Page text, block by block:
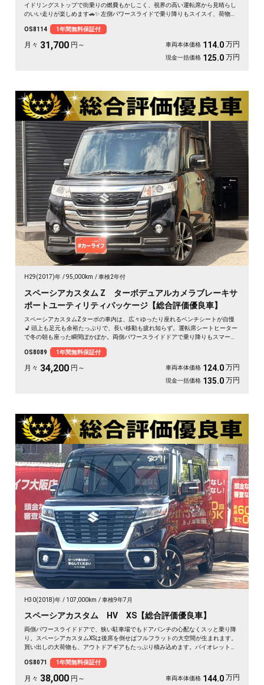
イドリングストップで街乗りの燃費もかしこく、視界の高い運転席から見晴らし
のいい走りが楽しめます🚗✨ 左側パワースライドで乗り降りもスイスイ、荷物の
にも通勤の足にもぴったりの一台です。天井の高い車内で、休日のギア積みも余
裕ですよ💫👍《1年保証付》
OS8114 1年間無料保証付
月々 31,700 円～ 車両本体価格 114.0 万円
現金一括価格 125.0 万円
H29(2017)年 95,000km 車検2年付
スペーシアカスタム Z ターボデュアルカメラブレーキサ
ポートユーティリティパッケージ【総合評価優良車】
スペーシアカスタムZターボの車内は、広々ゆったり座れるベンチシートが自慢
💺 頭上も足元も余裕たっぷりで、長い移動も疲れ知らず。運転席シートヒーター
で冬の朝も座った瞬間ぽかぽか。両側パワースライドドアで乗り降りもスマー
の遠出に、心地よい空間が待っています🎵 快適な毎日をこの一台から。《1年保
証付》で安心のカーライフを👍✨
OS8089 1年間無料保証付
月々 34,200 円～ 車両本体価格 124.0 万円
現金一括価格 135.0 万円
H30(2018)年 107,000km 車検9年7月
スペーシアカスタム HV XS【総合評価優良車】
両側パワースライドドアで、狭い駐車場でもドアパンチの心配なくスッと乗り降
り。スペーシアカスタムXSは後席を倒せばフルフラットの大空間が生まれます。
買い出しの大荷物も、アウトドアギアもたっぷり積み込めます。バイオレットの
クテーブルで、長距離移動も快適に過ごせます。休日の遠出が待ち遠しくなりま
すよ。安心してお乗りいただける《1年保証付》です🚗✨💺🙌😊
OS8071 1年間無料保証付
月々 38,000 円～ 車両本体価格 144.0 万円